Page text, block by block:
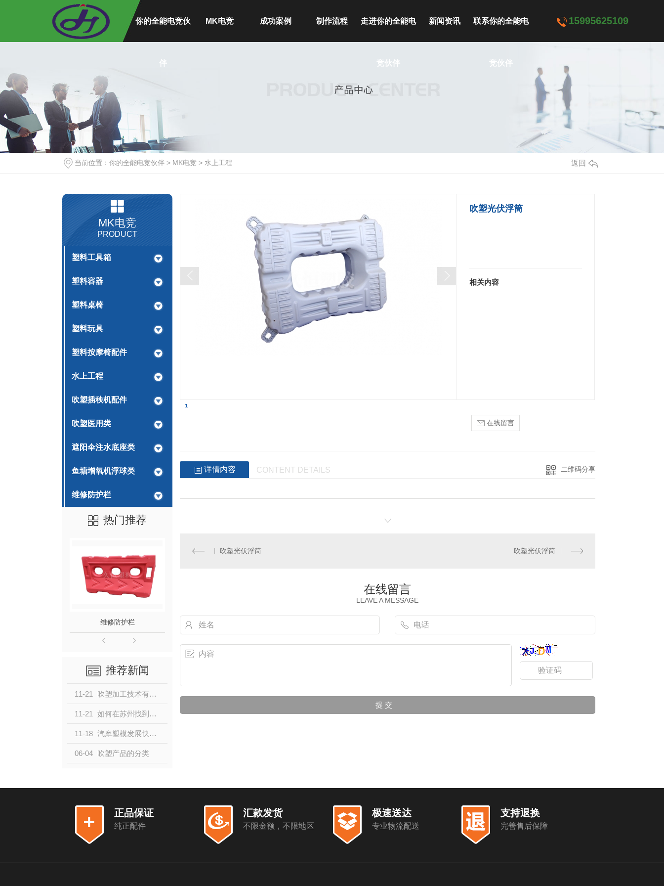
你的全能电竞伙
伴
MK电竞
吹塑医用类
成功案例 制作流程 走进你的全能电
竞伙伴
厂房展示
新闻资讯 联系你的全能电
竞伙伴
15995625109
当前位置：你的全能电竞伙伴 > MK电竞 > 水上工程 返回
MK电竞
PRODUCT
塑料工具箱
塑料容器
塑料桌椅
塑料玩具
塑料按摩椅配件
水上工程
吹塑插秧机配件
吹塑医用类
遮阳伞注水底座类
鱼塘增氧机浮球类
维修防护栏
热门推荐
维修防护栏
推荐新闻
11-21 吹塑加工技术有哪些应用？
11-21 如何在苏州找到符合质检标准的吹塑加工材料？
11-18 汽摩塑模发展快 注塑加工厂家压力大
06-04 吹塑产品的分类
吹塑光伏浮筒
相关内容
在线留言
详情内容 CONTENT DETAILS 二维码分享
吹塑光伏浮筒 吹塑光伏浮筒
在线留言
LEAVE A MESSAGE
正品保证
纯正配件
汇款发货
不限金额，不限地区
极速送达
专业物流配送
支持退换
完善售后保障